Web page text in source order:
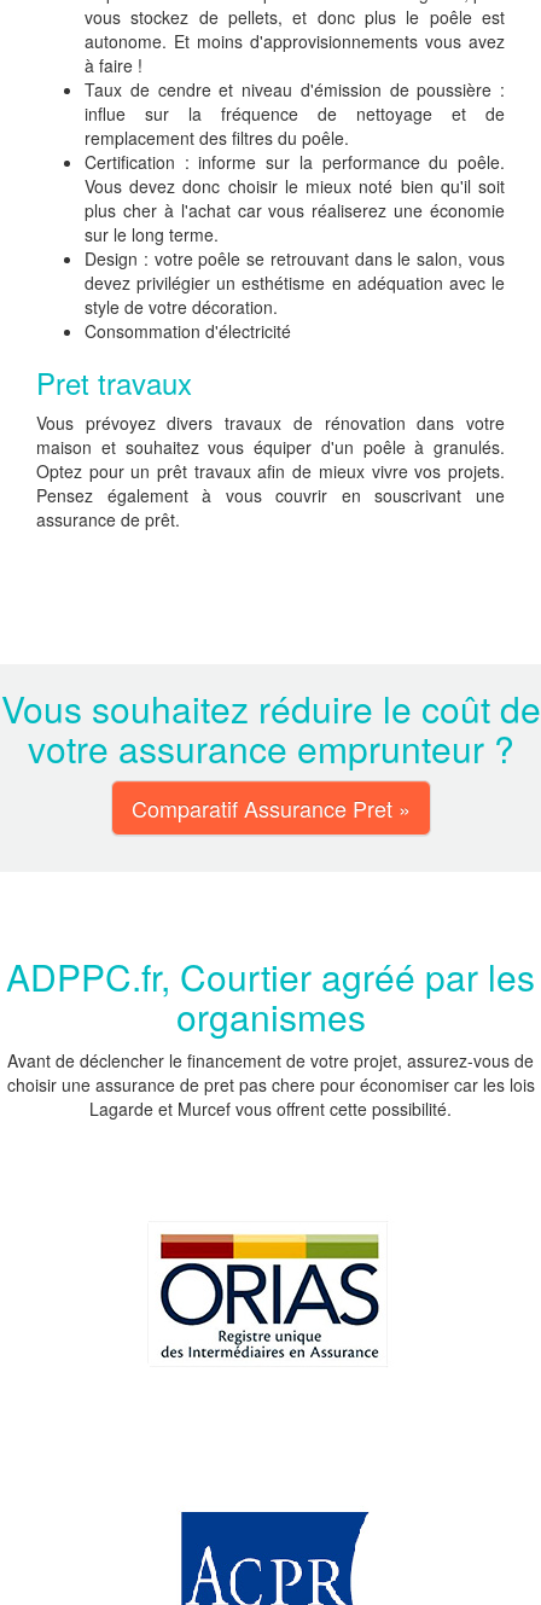
vous stockez de pellets, et donc plus le poêle est
autonome. Et moins d'approvisionnements vous avez
à faire !
Taux de cendre et niveau d'émission de poussière :
influe sur la fréquence de nettoyage et de
remplacement des filtres du poêle.
Certification : informe sur la performance du poêle.
Vous devez donc choisir le mieux noté bien qu'il soit
plus cher à l'achat car vous réaliserez une économie
sur le long terme.
Design : votre poêle se retrouvant dans le salon, vous
devez privilégier un esthétisme en adéquation avec le
style de votre décoration.
Consommation d'électricité
Pret travaux
Vous prévoyez divers travaux de rénovation dans votre
maison et souhaitez vous équiper d'un poêle à granulés.
Optez pour un prêt travaux afin de mieux vivre vos projets.
Pensez également à vous couvrir en souscrivant une
assurance de prêt.
Vous souhaitez réduire le coût de
votre assurance emprunteur ?
Comparatif Assurance Pret »
ADPPC.fr, Courtier agréé par les
organismes
Avant de déclencher le financement de votre projet, assurez-vous de
choisir une assurance de pret pas chere pour économiser car les lois
Lagarde et Murcef vous offrent cette possibilité.